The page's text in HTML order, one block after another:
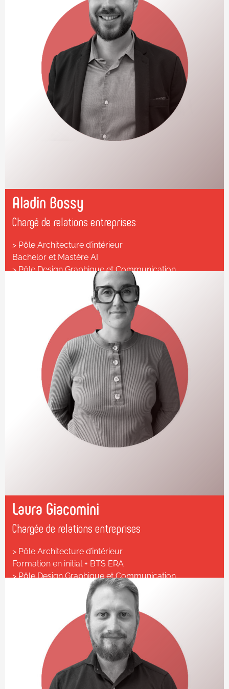
Aladin Bossy
Chargé de relations entreprises
> Pôle Architecture d’intérieur
Bachelor et Mastère AI
> Pôle Design Graphique et Communication
Graphiste Concepteur et DA
✆ 04 78 37 81 81
Laura Giacomini
Chargée de relations entreprises
> Pôle Architecture d’intérieur
Formation en initial + BTS ERA
> Pôle Design Graphique et Communication
1ère année Graphiste Concepteur en initial
✆ 04 78 37 81 81